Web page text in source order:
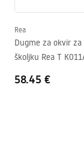
Razmak
Daska uključena
Rea
Dugme za okvir za
školjku Rea T
58.45 €